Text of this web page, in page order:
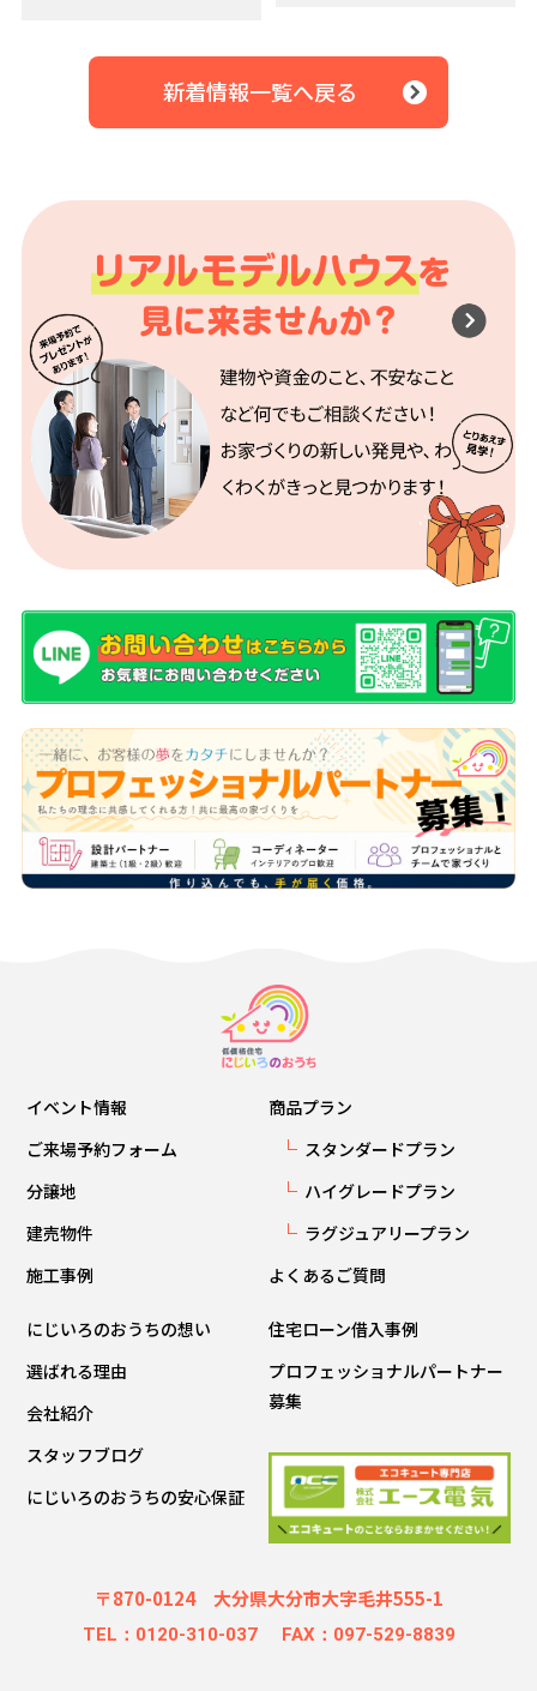
新着情報一覧へ戻る
イベント情報
ご来場予約フォーム
分譲地
建売物件
施工事例
商品プラン
スタンダードプラン
ハイグレードプラン
ラグジュアリープラン
よくあるご質問
にじいろのおうちの想い
選ばれる理由
会社紹介
スタッフブログ
にじいろのおうちの安心保証
住宅ローン借入事例
プロフェッショナルパートナー
募集
〒870-0124 大分県大分市大字毛井555-1
TEL：0120-310-037 FAX：097-529-8839